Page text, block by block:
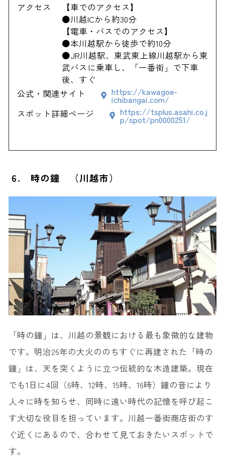
アクセス
【車でのアクセス】
●川越ICから約30分
【電車・バスでのアクセス】
●本川越駅から徒歩で約10分
●JR川越駅、東武東上線川越駅から東
武バスに乗車し、「一番街」で下車
後、すぐ
公式・関連サイト
https://kawagoe-
ichibangai.com/
スポット詳細ページ
https://tsplus.asahi.co.j
p/spot/pn0000251/
6. 時の鐘 （川越市）
「時の鐘」は、川越の景観における最も象徴的な建物
です。明治26年の大火ののちすぐに再建された「時の
鐘」は、天を突くように立つ伝統的な木造建築。現在
でも1日に4回（6時、12時、15時、16時）鐘の音により
人々に時を知らせ、同時に遠い時代の記憶を呼び起こ
す大切な役目を担っています。川越一番街商店街のす
ぐ近くにあるので、合わせて見ておきたいスポットで
す。